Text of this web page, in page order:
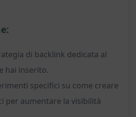
di backlink dedicata al
hai inserito.
specifici su come creare
per aumentare la visibilità